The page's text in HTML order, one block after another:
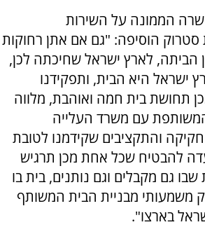
הממונה על השירות
סטרוק הוסיפה: "גם אם אתן רחוקות
הביתה, לארץ ישראל שחיכתה לכן,
ישראל היא הבית, ותפקידנו
תחושת בית חמה ואוהבת, מלווה
עם משרד העלייה
והתקציבים שקידמנו לטובת
להבטיח שכל אחת מכן תרגיש
גם מקבלים וגם נותנים, בית בו
משמעותי מבניית הבית המשותף
בארצו".